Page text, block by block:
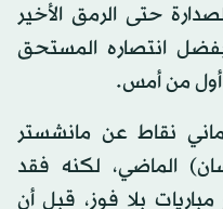
حتى الرمق الأخير
انتصاره المستحق
نقاط عن مانشستر
الماضي، لكنه فقد
مباريات بلا فوز، قبل أن